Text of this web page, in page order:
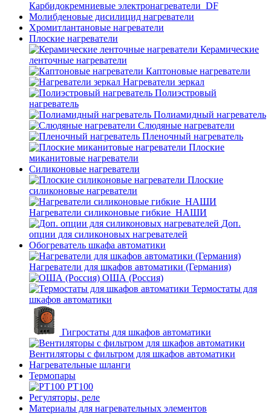
Карбидокремниевые электронагреватели_DF
Молибденовые дисилицид нагреватели
Хромитлантановые нагреватели
Плоские нагреватели
Керамические
ленточные нагреватели
Каптоновые нагреватели
Нагреватели зеркал
Полиэстровый
нагреватель
Полиамидный нагреватель
Слюдяные нагреватели
Пленочный нагреватель
Плоские
миканитовые нагреватели
Силиконовые нагреватели
Плоские
силиконовые нагреватели
Нагреватели силиконовые гибкие_НАШИ
Доп.
опции для силиконовых нагревателей
Обогреватель шкафа автоматики
Нагреватели для шкафов автоматики (Германия)
ОША (Россия)
Термостаты для
шкафов автоматики
Гигростаты для шкафов автоматики
Вентиляторы с фильтром для шкафов автоматики
Нагревательные шланги
Термопары
PT100
Регуляторы, реле
Материалы для нагревательных элементов